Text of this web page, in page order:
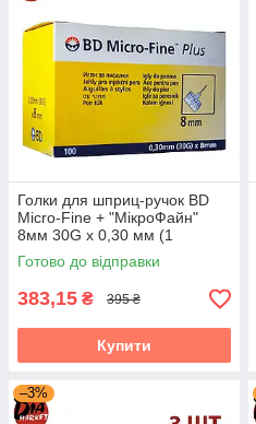
Голки для шприц-ручок BD
Micro-Fine + "МікроФайн"
8мм 30G x 0,30 мм (1
упаковка)
Готово до відправки
383,15 ₴ 395 ₴
Купити
–3%